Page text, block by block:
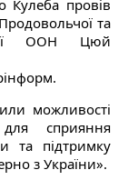
Кулеба провів
та
ООН Цюй
можливості
сприяння
та підтримку
з України».